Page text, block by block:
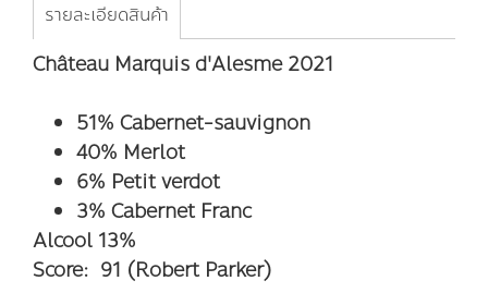
รายละเอียดสินค้า
Château Marquis d'Alesme 2021
51% Cabernet-sauvignon
40% Merlot
6% Petit verdot
3% Cabernet Franc
Alcool 13%
Score: 91 (Robert Parker)